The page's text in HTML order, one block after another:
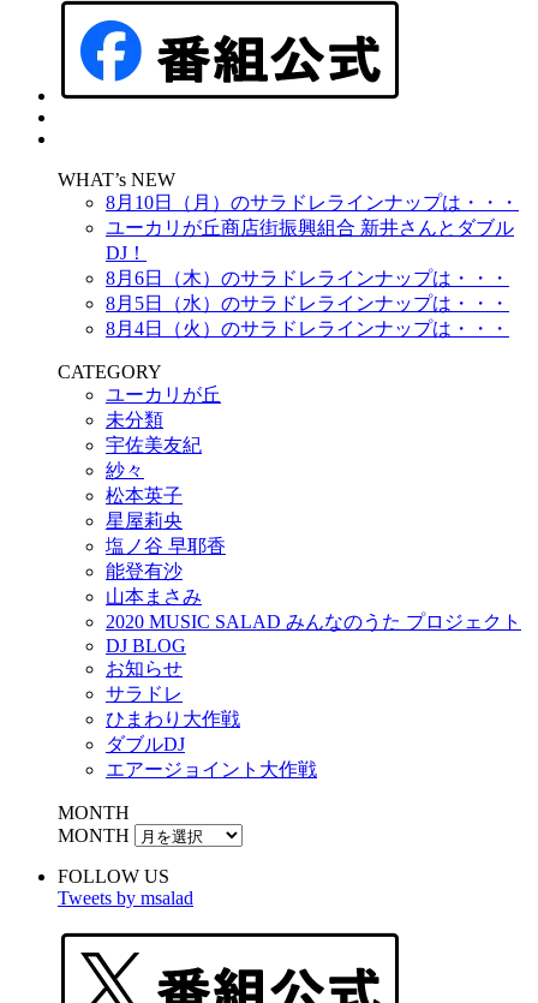
WHAT’s NEW
8月10日（月）のサラドレラインナップは・・・
ユーカリが丘商店街振興組合 新井さんとダブル
DJ！
8月6日（木）のサラドレラインナップは・・・
8月5日（水）のサラドレラインナップは・・・
8月4日（火）のサラドレラインナップは・・・
CATEGORY
ユーカリが丘
未分類
宇佐美友紀
紗々
松本英子
星屋莉央
塩ノ谷 早耶香
能登有沙
山本まさみ
2020 MUSIC SALAD みんなのうた プロジェクト
DJ BLOG
お知らせ
サラドレ
ひまわり大作戦
ダブルDJ
エアージョイント大作戦
MONTH
MONTH
FOLLOW US
Tweets by msalad